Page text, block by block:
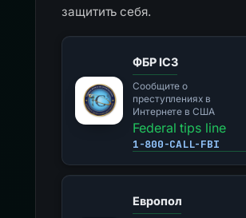
защитить себя.
ФБР IC3
Сообщите о
преступлениях в
Интернете в США
Federal tips line
1-800-CALL-FBI
Европол